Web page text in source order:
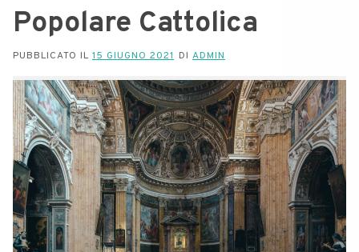
Popolare Cattolica
PUBBLICATO IL 15 GIUGNO 2021 DI ADMIN